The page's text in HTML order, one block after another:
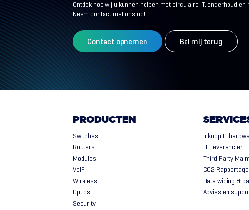
Ontdek hoe wij u kunnen helpen met circulaire IT, onderhoud
Neem contact met ons op!
Contact opnemen Bel mij terug
PRODUCTEN
Switches
Routers
Modules
VoIP
Wireless
Optics
Security
Inkoop IT
IT Leverancier
Third Party
CO2 Rapportage
Data wiping &
Advies en